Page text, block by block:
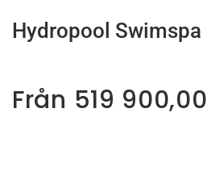
Hydropool Swimspa
Från 519 900,00